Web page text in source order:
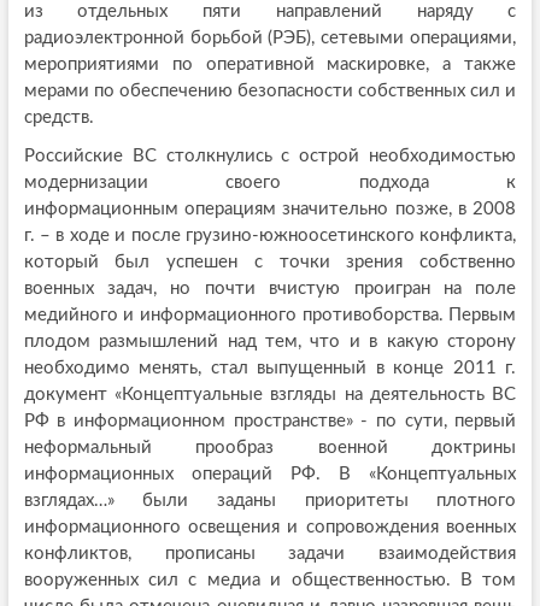
из отдельных пяти направлений наряду с
радиоэлектронной борьбой (РЭБ), сетевыми операциями,
мероприятиями пo оперативной маскировке, а также
мерами по обеспечению безопасности собственных сил и
средств.
Российские ВС столкнулись с острой необходимостью
модернизации своего подхода к
информационным операциям значительно позже, в 2008
г. – в ходе и после грузино-южноосетинского конфликта,
который был успешен с точки зрения собственно
военных задач, но почти вчистую проигран на поле
медийного и информационного противоборства. Первым
плодом размышлений над тем, что и в какую сторону
необходимо менять, стал выпущенный в конце 2011 г.
документ «Концептуальные взгляды на деятельность ВС
РФ в информационном пространстве» - по сути, первый
неформальный прообраз военной доктрины
информационных операций РФ. В «Концептуальных
взглядах…» были заданы приоритеты плотного
информационного освещения и сопровождения военных
конфликтов, прописаны задачи взаимодействия
вооруженных сил с медиа и общественностью. В том